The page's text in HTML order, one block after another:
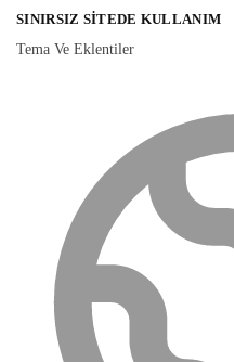
SINIRSIZ SITEDE KULLANIM
Tema Ve Eklentiler